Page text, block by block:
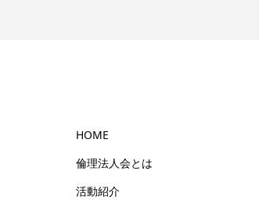
HOME
倫理法人会とは
活動紹介